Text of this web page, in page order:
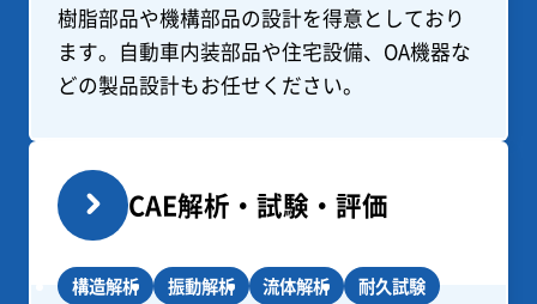
樹脂部品や機構部品の設計を得意としており
ます。自動車内装部品や住宅設備、OA機器な
どの製品設計もお任せください。
CAE解析・試験・評価
構造解析 振動解析 流体解析
耐久試験